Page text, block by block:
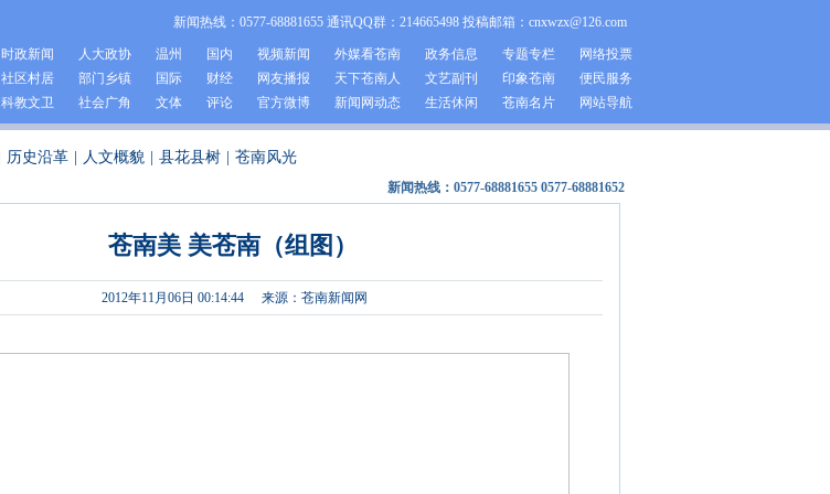
新闻热线：0577-68881655 通讯QQ群：214665498 投稿邮箱：cnxwzx@126.com
时政新闻 人大政协 温州 国内 视频新闻 外媒看苍南 政务信息 专题专栏
网络投票
社区村居 部门乡镇 国际 财经 网友播报 天下苍南人 文艺副刊 印象苍南
便民服务
科教文卫 社会广角 文体 评论 官方微博 新闻网动态 生活休闲 苍南名片 网站导航
历史沿革 人文概貌 县花县树 苍南风光
新闻热线：0577-68881655 0577-68881652
苍南美 美苍南（组图）
2012年11月06日 00:14:44 来源：苍南新闻网